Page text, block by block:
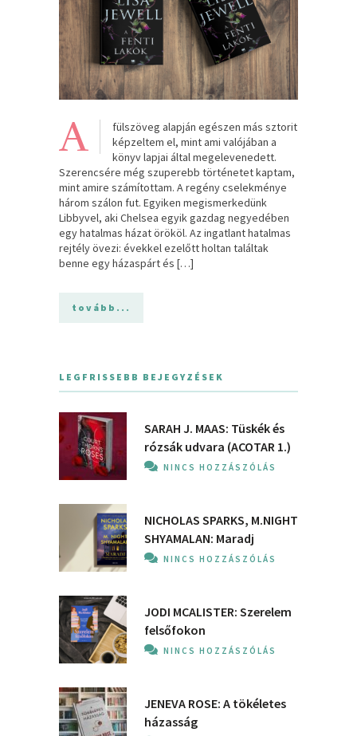
A
fülszöveg alapján egészen más sztorit
képzeltem el, mint ami valójában a
könyv lapjai által megelevenedett.
Szerencsére még szuperebb történetet kaptam,
mint amire számítottam. A regény cselekménye
három szálon fut. Egyiken megismerkedünk
Libbyvel, aki Chelsea egyik gazdag negyedében
egy hatalmas házat örököl. Az ingatlant hatalmas
rejtély övezi: évekkel ezelőtt holtan találtak
benne egy házaspárt és […]
tovább...
LEGFRISSEBB BEJEGYZÉSEK
SARAH J. MAAS: Tüskék és
rózsák udvara (ACOTAR 1.)
NINCS HOZZÁSZÓLÁS
NICHOLAS SPARKS, M.NIGHT
SHYAMALAN: Maradj
NINCS HOZZÁSZÓLÁS
JODI MCALISTER: Szerelem
felsőfokon
NINCS HOZZÁSZÓLÁS
JENEVA ROSE: A ​tökéletes
házasság